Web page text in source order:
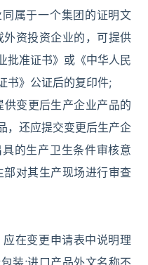
属于一个集团的证明文
资投资企业的，可提供
批准证书》或《中华人民
书》公证后的复印件;
变更后生产企业产品的
，还应提交变更后生产企
的生产卫生条件审核意
对其生产现场进行审查
在变更申请表中说明理
装;进口产品外文名称不